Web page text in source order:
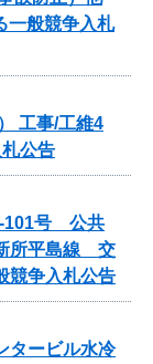
般競争入札
工事/工維4
公告
101号 公共
所平島線 交
競争入札公告
タービル水冷